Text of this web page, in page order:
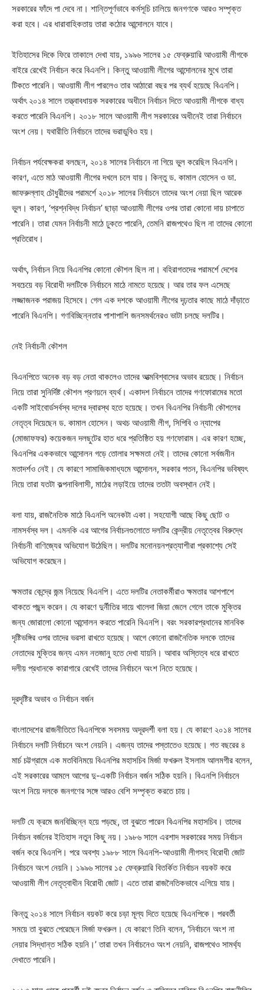
সরকারের ফাঁদে পা দেবে না। শান্তিপূর্ণভাবে কর্মসূচি চালিয়ে জনগণকে আরও সম্পৃক্ত
করা হবে। এর ধারাবাহিকতায় তারা কঠোর আন্দোলনে যাবে।
ইতিহাসের দিকে ফিরে তাকালে দেখা যায়, ১৯৯৬ সালের ১৫ ফেব্রুয়ারি আওয়ামী লীগকে
বাইরে রেখেই নির্বাচন করে বিএনপি। কিন্তু আওয়ামী লীগের আন্দোলনের মুখে তারা
টিকতে পারেনি। আওয়ামী লীগ পারলেও তার আঠারো বছর পর ব্যর্থ হয়েছে বিএনপি।
অর্থাৎ ২০১৪ সালে তত্ত্বাবধায়ক সরকারের অধীনে নির্বাচন দিতে আওয়ামী লীগকে বাধ্য
করতে পারেনি বিএনপি। ২০১৮ সালে আওয়ামী লীগ সরকারের অধীনেই তারা নির্বাচনে
অংশ নেয়। যথারীতি নির্বাচনে তাদের ভরাডুবিও হয়।
নির্বাচন পর্যবেক্ষকরা বলছেন, ২০১৪ সালের নির্বাচনে না গিয়ে ভুল করেছিল বিএনপি।
কারণ, এতে মাঠ আওয়ামী লীগের দখলে চলে যায়। কিন্তু ড. কামাল হোসেন ও ডা.
জাফরুল্লাহ চৌধুরীদের পরামর্শে ২০১৮ সালের নির্বাচনে তাদের অংশ নেয়া ছিল আরেক
ভুল। কারণ, ‘প্রশ্নবিদ্ধ নির্বাচন’ ছাড়া আওয়ামী লীগের ওপর তারা কোনো দায় চাপাতে
পারেনি। তারা যেমন নির্বাচনী মাঠে ঢুকতে পারেনি, তেমনি রাজপথেও ছিল না তাদের কোনো
প্রতিরোধ।
অর্থাৎ, নির্বাচন নিয়ে বিএনপির কোনো কৌশল ছিল না। বহিরাগতদের পরামর্শে দেশের
সবচেয়ে বড় বিরোধী দলটিকে নির্বাচনে মাঠে নামতে হয়েছে। আর তার ফল এসেছে
লজ্জাজনক পরাজয় হিসেবে। গেল এক দশকে আওয়ামী লীগের দৃঢ়তার কাছে মাঠে দাঁড়াতে
পারেনি বিএনপি। গণবিচ্ছিন্নতার পাশাপাশি জনসমর্থনেরও ভাটা চলছে দলটির।
নেই নির্বাচনী কৌশল
বিএনপিতে অনেক বড় বড় নেতা থাকলেও তাদের আত্মবিশ্বাসের অভাব রয়েছে। নির্বাচন
নিয়ে তারা সুনির্দিষ্ট কৌশল প্রণয়নে ব্যর্থ। একাদশ নির্বাচনে তাদের গণফোরামের মতো
একটি সাইবোর্ডসর্বস্ব দলের দ্বারস্থ হতে হয়েছে। তখন বিএনপির নির্বাচনী কৌশলের
নেতৃত্ব দিয়েছেন ড. কামাল হোসেন। অথচ আওয়ামী লীগ, সিপিবি ও ন্যাপের
(মোজাফফর) কয়েকজন দলছুটের হাত ধরে প্রতিষ্ঠিত হয় গণফোরাম। এর কারণ হচ্ছে,
বিএনপির এককভাবে আন্দোলন গড়ে তোলার সক্ষমতা নেই। তাদের কোনো সর্বজনীন
মতাদর্শও নেই। যে কারণে সামাজিকমাধ্যমে আন্দোলন, সরকার পতন, বিএনপির ভবিষ্যৎ
নিয়ে তারা যতটা কল্পনাবিলাসী, মাঠের লড়াইয়ে তাদের ততটা অবস্থান নেই।
বলা যায়, রাজনৈতিক মাঠে বিএনপি অনেকটা একা। সহযোগী আছে কিছু ছোট ও
নামসর্বস্ব দল। এমনকি এর আগের নির্বাচনগুলোতে দলটির কেন্দ্রীয় নেতৃত্বের বিরুদ্ধে
নির্বাচনী বাণিজ্যের অভিযোগ উঠেছিল। দলটির মনোনয়নপ্রত্যাশীরা প্রকাশ্যে সেই
অভিযোগ করেছেন।
ক্ষমতার কেন্দ্রে জন্ম নিয়েছে বিএনপি। এতে দলটির নেতাকর্মীরাও ক্ষমতার আশপাশে
থাকতে পছন্দ করেন। যে কারণে দুর্নীতির দায়ে খালেদা জিয়া জেলে গেলে তাকে মুক্তির
জন্য জোরালো কোনো আন্দোলন করতে পারেনি বিএনপি। বরং সরকারপ্রধানের মানবিক
দৃষ্টিভঙ্গির ওপর তাদের ভরসা রাখতে হয়েছে। আগে কোনো রাজনৈতিক দলকে তাদের
নেতাদের মুক্তির জন্য এমন নতজানু হতে দেখা যায়নি। আবার অস্তিত্ব ধরে রাখতে
দলীয় প্রধানকে কারাগারে রেখেই তাদের নির্বাচনে অংশ নিতে হয়েছে।
দূরদৃষ্টির অভাব ও নির্বাচন বর্জন
বাংলাদেশের রাজনীতিতে বিএনপিকে সবসময় অদূরদর্শী বলা হয়। যে কারণে ২০১৪ সালের
নির্বাচনে দলটি নির্বাচনে অংশ নেয়নি। এজন্য তাদের পস্তাতেও হয়েছে। গত বছরের ৪
মার্চ চট্টগ্রামে এক মতবিনিময়ে বিএনপির মহাসচিব মির্জা ফখরুল ইসলাম আলমগীর বলেন,
এই সরকারের আমলে আগের দু-একটি নির্বাচন বর্জন সঠিক হয়নি। বিএনপি নির্বাচনে
অংশ নিয়ে দলকে জনগণের সঙ্গে আরও বেশি সম্পৃক্ত করতে চায়।
দলটি যে ক্রমে জনবিচ্ছিন্ন হয়ে পড়ছে, তা বুঝতে পারেন বিএনপির মহাসচিব। তাদের
নির্বাচন বর্জনের ইতিহাস নতুন কিছু নয়। ১৯৮৬ সালে এরশাদ সরকারের সময় নির্বাচন
বর্জন করে বিএনপি। পরে অবশ্য ১৯৮৮ সালে বিএনপি-আওয়ামী লীগসহ বিরোধী জোট
নির্বাচনে অংশ নেয়নি। ১৯৯৬ সালের ১৫ ফেব্রুয়ারি বিতর্কিত নির্বাচন বয়কট করে
আওয়ামী লীগ নেতৃত্বাধীন বিরোধী জোট। এতে তারা রাজনৈতিকভাবে এগিয়ে যায়।
কিন্তু ২০১৪ সালে নির্বাচন বয়কট করে চড়া মূল্য দিতে হয়েছে বিএনপিকে। পরবর্তী
সময়ে তা বুঝতে পেরেছেন মির্জা ফখরুল। যে কারণে তিনি বলেন, ‘নির্বাচনে অংশ না
নেয়ার সিদ্ধান্ত সঠিক হয়নি।’ তারা তখন নির্বাচনেও অংশ নেয়নি, রাজপথেও সামর্থ্য
দেখাতে পারেনি।